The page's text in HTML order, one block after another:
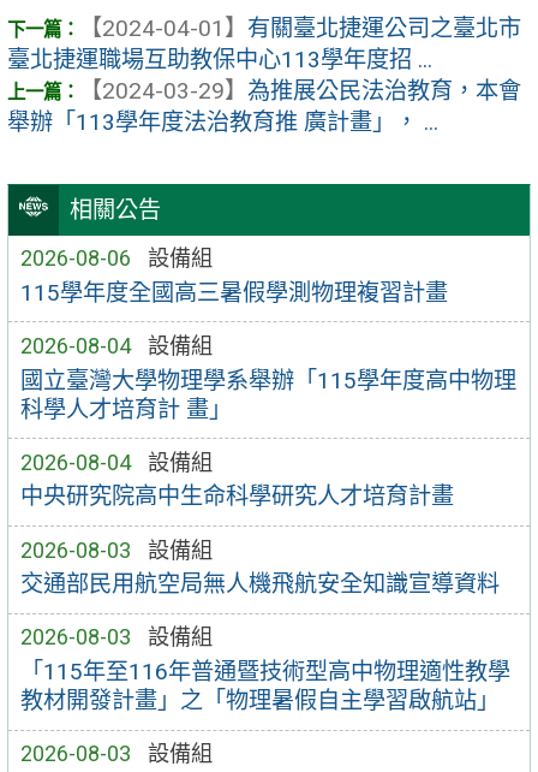
相關公告
2026-08-06 設備組
115學年度全國高三暑假學測物理複習計畫
2026-08-04 設備組
國立臺灣大學物理學系舉辦「115學年度高中物理
科學人才培育計 畫」
2026-08-04 設備組
中央研究院高中生命科學研究人才培育計畫
2026-08-03 設備組
交通部民用航空局無人機飛航安全知識宣導資料
2026-08-03 設備組
「115年至116年普通暨技術型高中物理適性教學
教材開發計畫」之「物理暑假自主學習啟航站」
2026-08-03 設備組
【2024-04-01】 有關臺北捷運公司之臺北市
臺北捷運職場互助教保中心113學年度招 ...
【2024-03-29】 為推展公民法治教育，本會
舉辦「113學年度法治教育推 廣計畫」， ...